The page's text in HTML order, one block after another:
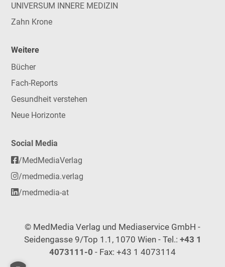
UNIVERSUM INNERE MEDIZIN
Zahn Krone
Weitere
Bücher
Fach-Reports
Gesundheit verstehen
Neue Horizonte
Social Media
/MedMediaVerlag
/medmedia.verlag
/medmedia-at
© MedMedia Verlag und Mediaservice GmbH -
Seidengasse 9/Top 1.1, 1070 Wien - Tel.: +43 1
4073111-0 - Fax: +43 1 4073114